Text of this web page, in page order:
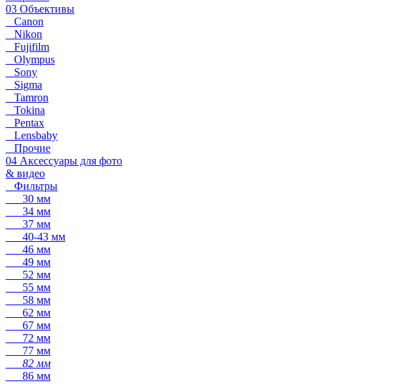
03 Объективы
Canon
Nikon
Fujifilm
Olympus
Sony
Sigma
Tamron
Tokina
Pentax
Lensbaby
Прочие
04 Аксессуары для фото
& видео
Фильтры
30 мм
34 мм
37 мм
40-43 мм
46 мм
49 мм
52 мм
55 мм
58 мм
62 мм
67 мм
72 мм
77 мм
82 мм
86 мм